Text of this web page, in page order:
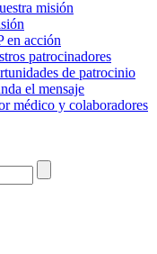
misión
en acción
patrocinadores
de patrocinio
el mensaje
médico y colaboradores